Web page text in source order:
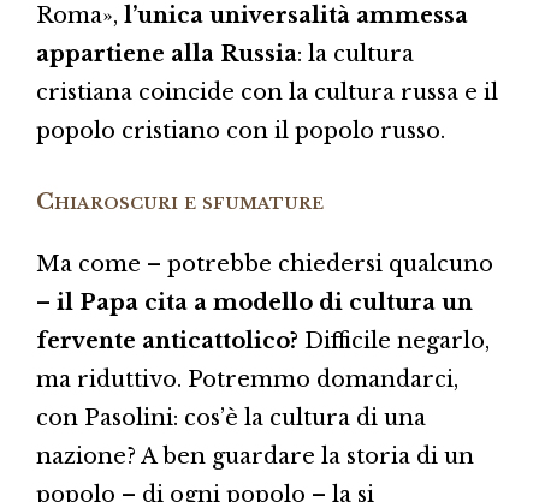
Roma», l’unica universalità ammessa
appartiene alla Russia: la cultura
cristiana coincide con la cultura russa e il
popolo cristiano con il popolo russo.
Chiaroscuri e sfumature
Ma come – potrebbe chiedersi qualcuno
– il Papa cita a modello di cultura un
fervente anticattolico? Difficile negarlo,
ma riduttivo. Potremmo domandarci,
con Pasolini: cos’è la cultura di una
nazione? A ben guardare la storia di un
popolo – di ogni popolo – la si